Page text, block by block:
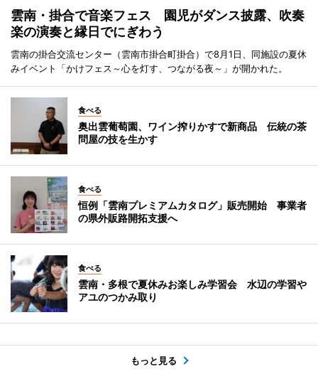
雲南・掛合で音楽フェス 園児がダンス披露、吹奏
楽の演奏と縁日でにぎわう
雲南の掛合交流センター（雲南市掛合町掛合）で8月1日、同施設の夏休
みイベント「かけフェス～心を灯す、つながる夜～」が開かれた。
食べる
奥出雲葡萄園、ワイン搾りかすで新商品 伝統の茶
問屋の技を生かす
食べる
恒例「雲南プレミアムカタログ」販売開始 事業者
の県外販路開拓支援へ
食べる
雲南・多根で夏休みお楽しみ学習会 水辺の学習や
アユのつかみ取り
もっと見る